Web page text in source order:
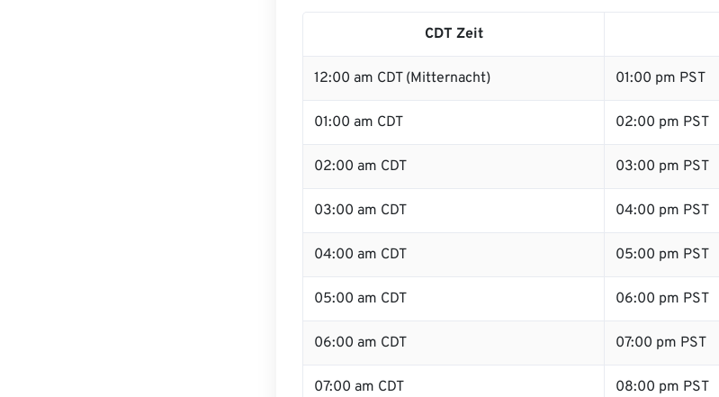
CDT Zeit
12:00 am CDT (Mitternacht) 01:00 pm PST
01:00 am CDT 02:00 pm PST
02:00 am CDT 03:00 pm PST
03:00 am CDT 04:00 pm PST
04:00 am CDT 05:00 pm PST
05:00 am CDT 06:00 pm PST
06:00 am CDT 07:00 pm PST
07:00 am CDT 08:00 pm PST